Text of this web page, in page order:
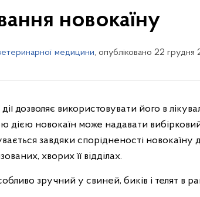
новокаїну
медицини, опубліковано 22
дозволяє використовувати його в
дією новокаїн може надавати
завдяки спорідненості новокаїну
хворих її відділах.
зручний у свиней, биків і телят в